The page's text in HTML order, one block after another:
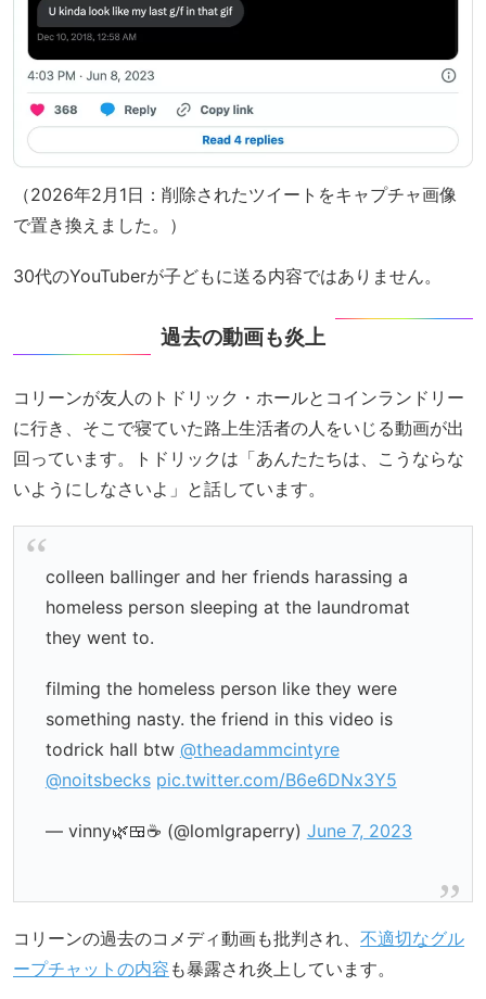
（2026年2月1日：削除されたツイートをキャプチャ画像
で置き換えました。）
30代のYouTuberが子どもに送る内容ではありません。
過去の動画も炎上
コリーンが友人のトドリック・ホールとコインランドリー
に行き、そこで寝ていた路上生活者の人をいじる動画が出
回っています。トドリックは「あんたたちは、こうならな
いようにしなさいよ」と話しています。
colleen ballinger and her friends harassing a
homeless person sleeping at the laundromat
they went to.
filming the homeless person like they were
something nasty. the friend in this video is
todrick hall btw @theadammcintyre
@noitsbecks pic.twitter.com/B6e6DNx3Y5
— vinny🌿🍱☕️ (@lomlgraperry) June 7, 2023
コリーンの過去のコメディ動画も批判され、 不適切なグル
ープチャットの内容 も暴露され炎上しています。